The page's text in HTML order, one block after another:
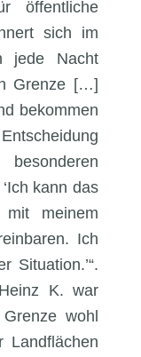
öffentliche
sich im
jede Nacht
Grenze […]
bekommen
kann das
meinem
Ich
Situation.’“.
K. war
wohl
Landflächen